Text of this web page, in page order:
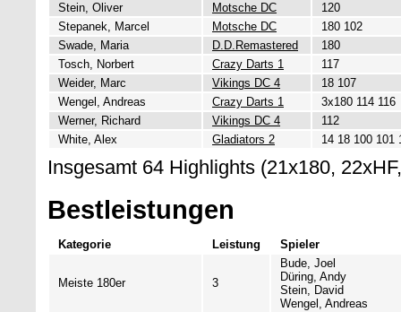
Stein, Oliver
Motsche DC
120
Stepanek, Marcel
Motsche DC
180 102
Swade, Maria
D.D.Remastered
180
Tosch, Norbert
Crazy Darts 1
117
Weider, Marc
Vikings DC 4
18 107
Wengel, Andreas
Crazy Darts 1
3x180 114 116
Werner, Richard
Vikings DC 4
112
White, Alex
Gladiators 2 14 18 100 101
Insgesamt 64 Highlights (21x180,
Bestleistungen
Kategorie Leistung Spieler
Meiste 180er 3
Bude, Joel
Düring, Andy
Stein, David
Wengel, Andreas